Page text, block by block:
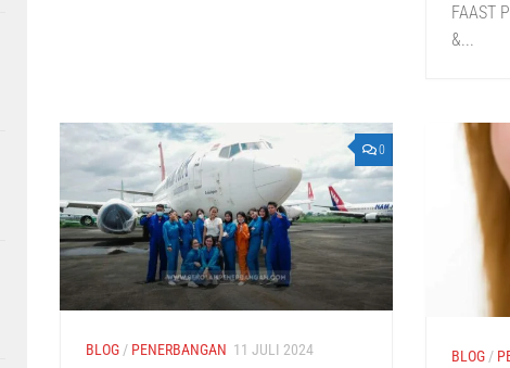
FAAST
&...
0
BLOG / PENERBANGAN 11 JULI 2024 BLOG /